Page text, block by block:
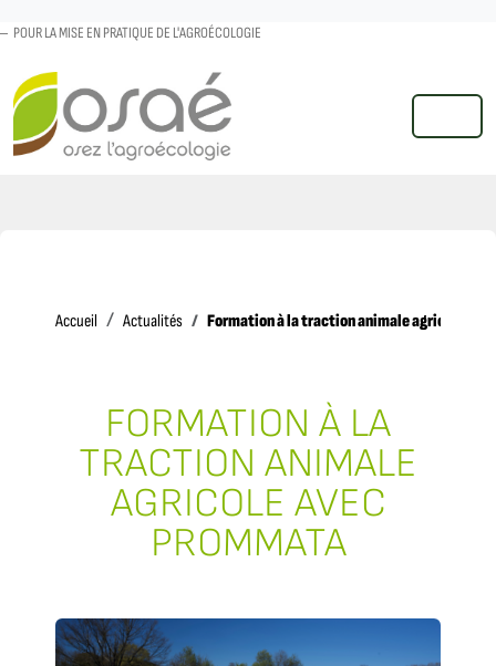
POUR LA MISE EN PRATIQUE DE L'AGROÉCOLOGIE
MENU
Accueil AccueilActualités Formation à la traction animale agricole avec
FORMATION À LA
TRACTION ANIMALE
AGRICOLE AVEC
PROMMATA